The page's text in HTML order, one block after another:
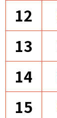
12
13
14
15